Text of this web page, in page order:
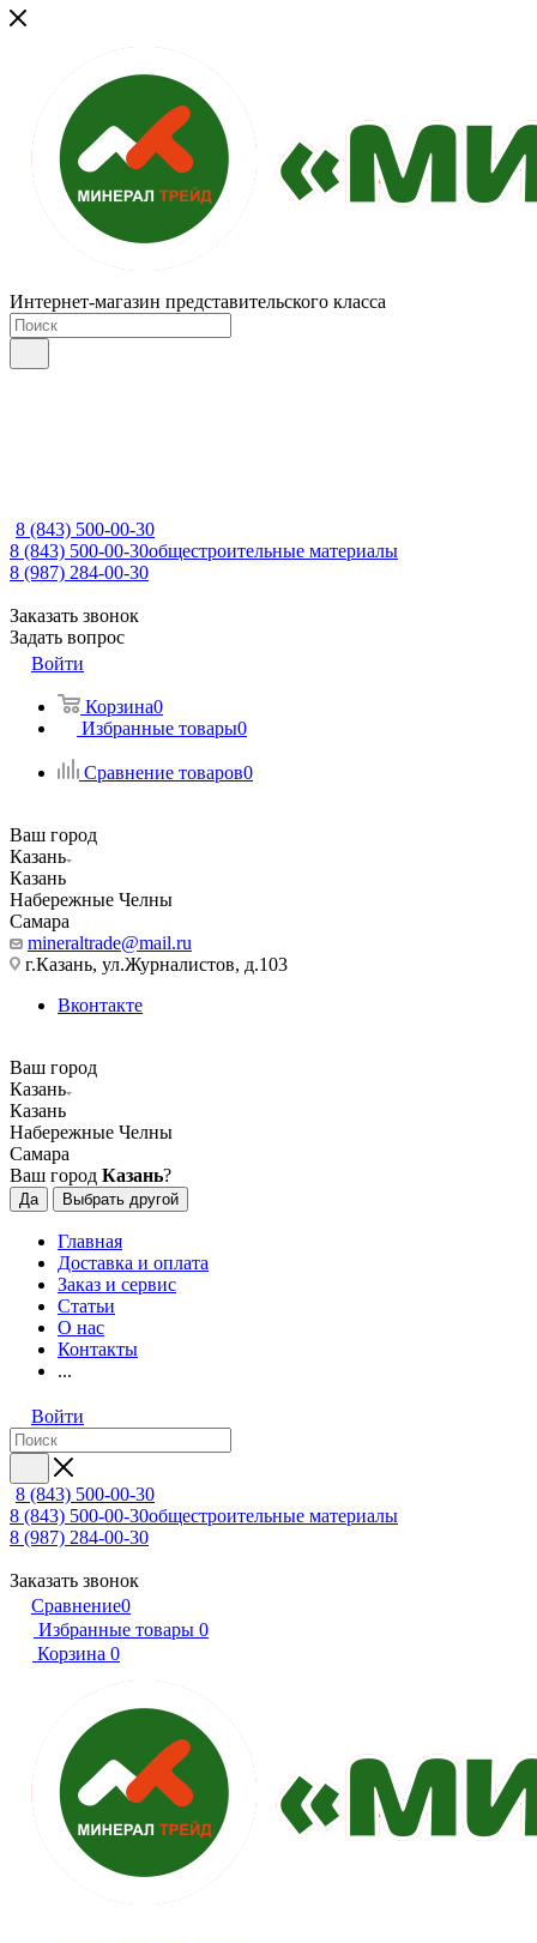
Интернет-магазин представительского класса
8 (843) 500-00-30
8 (843) 500-00-30общестроительные материалы
8 (987) 284-00-30
Заказать звонок
Задать вопрос
Войти
Корзина0
Избранные товары0
Сравнение товаров0
Ваш город
Казань
Казань
Набережные Челны
Самара
mineraltrade@mail.ru
г.Казань, ул.Журналистов, д.103
Вконтакте
Ваш город
Казань
Казань
Набережные Челны
Самара
Ваш город Казань?
Да Выбрать другой
Главная
Доставка и оплата
Заказ и сервис
Статьи
О нас
Контакты
...
Войти
8 (843) 500-00-30
8 (843) 500-00-30общестроительные материалы
8 (987) 284-00-30
Заказать звонок
Сравнение0
Избранные товары 0
Корзина 0